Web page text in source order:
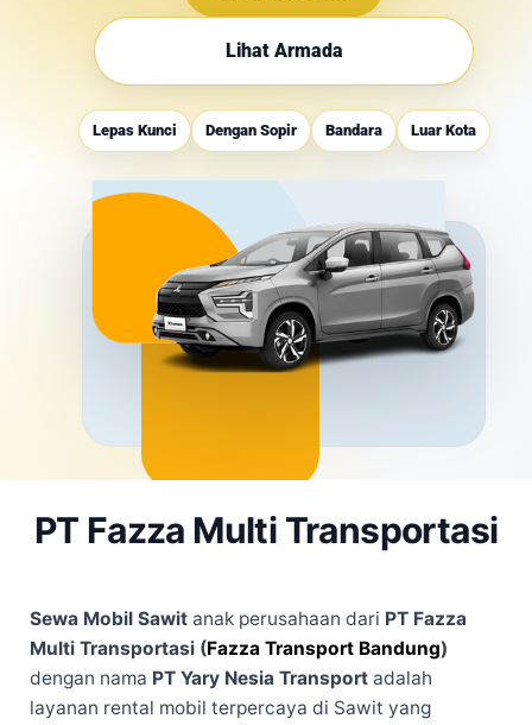
Lihat Armada
Lepas Kunci Dengan Sopir Bandara Luar Kota
PT Fazza Multi Transportasi
Sewa Mobil Sawit anak perusahaan dari PT Fazza
Multi Transportasi (Fazza Transport Bandung)
dengan nama PT Yary Nesia Transport adalah
layanan rental mobil terpercaya di Sawit yang